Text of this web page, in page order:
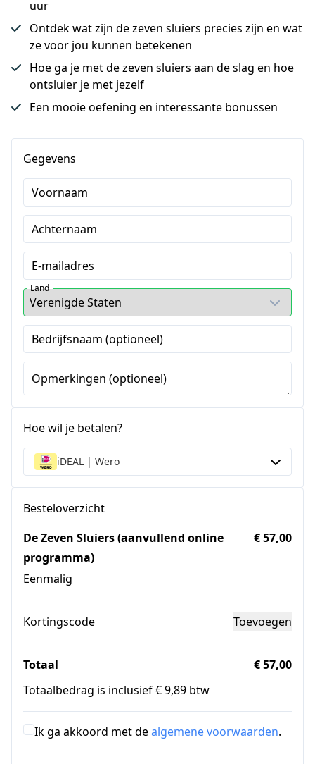
uur
Ontdek wat zijn de zeven sluiers precies zijn en wat
ze voor jou kunnen betekenen
Hoe ga je met de zeven sluiers aan de slag en hoe
ontsluier je met jezelf
Een mooie oefening en interessante bonussen
Gegevens
Voornaam
Achternaam
E-mailadres
Land
Bedrijfsnaam (optioneel)
Opmerkingen (optioneel)
Hoe wil je betalen?
iDEAL | Wero
Besteloverzicht
De Zeven Sluiers (aanvullend online
programma)
Eenmalig
€ 57,00
Kortingscode Toevoegen
Totaal
€ 57,00
Totaalbedrag is inclusief € 9,89 btw
Ik ga akkoord met dealgemene voorwaarden.